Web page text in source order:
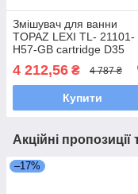
Змішувач для ванни
TOPAZ LEXI TL- 21101-
H57-GB cartridge D35
титан блиск PVD
(комплект)
4 212,56 ₴ 4 787 ₴
Купити
Акційні пропозиції
–17%